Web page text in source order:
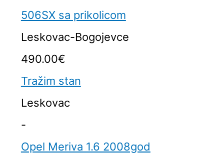
506SX sa prikolicom
Leskovac-Bogojevce
490.00€
Tražim stan
Leskovac
-
Opel Meriva 1.6 2008god